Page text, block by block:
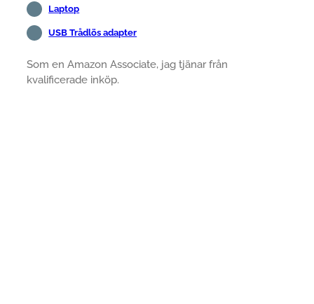
Laptop
USB Trådlös adapter
Som en Amazon Associate, jag tjänar från
kvalificerade inköp.